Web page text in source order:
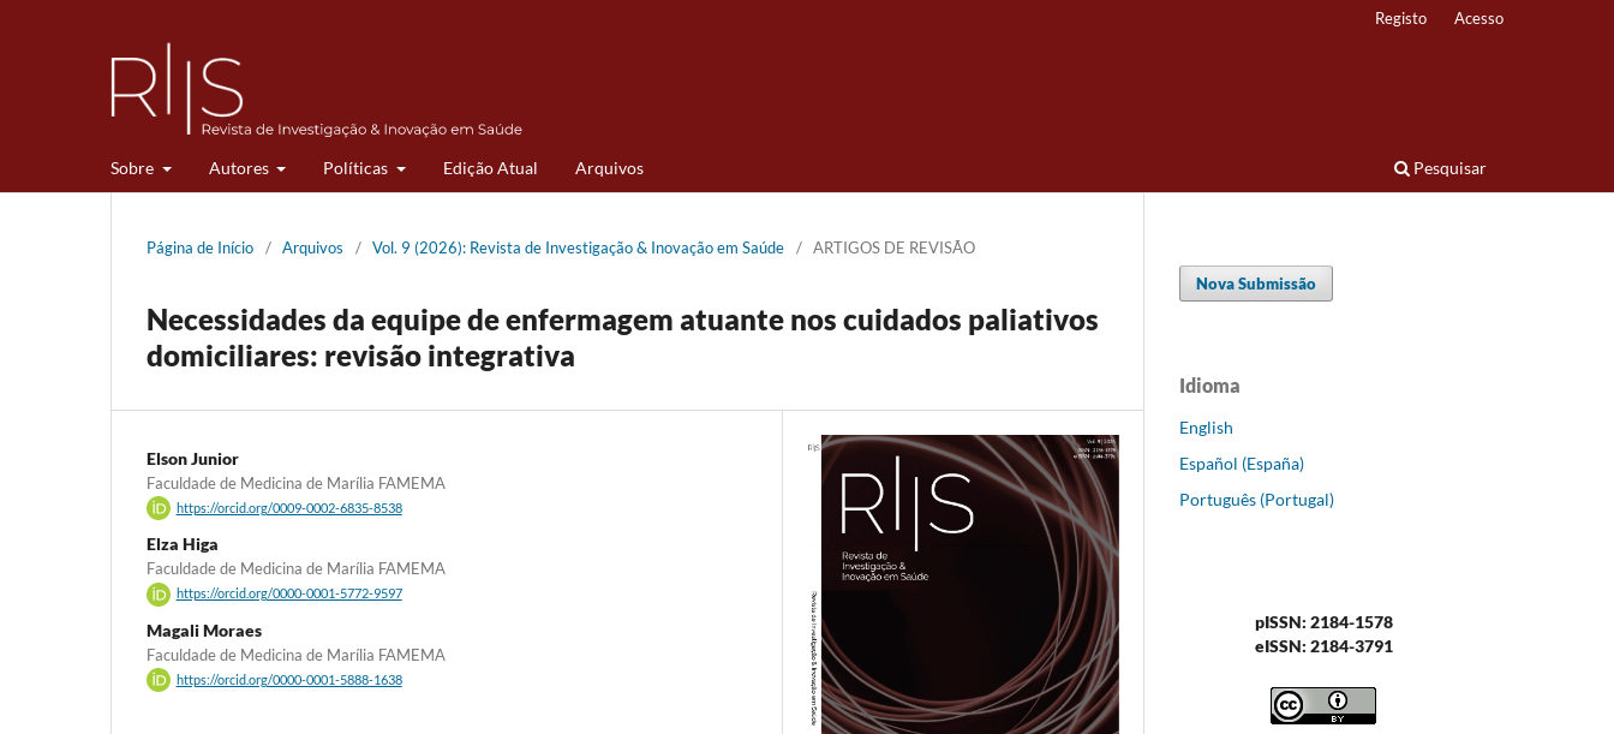
Sobre Autores Políticas Edição Atual Arquivos Pesquisar
Registo Acesso
Página de Início / Arquivos / Vol. 9 (2026): Revista de Investigação & Inovação em Saúde / ARTIGOS DE REVISÃO
Necessidades da equipe de enfermagem atuante nos cuidados paliativos
domiciliares: revisão integrativa
Elson Junior
Faculdade de Medicina de Marília FAMEMA
https://orcid.org/0009-0002-6835-8538
Elza Higa
Faculdade de Medicina de Marília FAMEMA
https://orcid.org/0000-0001-5772-9597
Magali Moraes
Faculdade de Medicina de Marília FAMEMA
https://orcid.org/0000-0001-5888-1638
Nova Submissão
Idioma
English
Español (España)
Português (Portugal)
pISSN: 2184-1578
eISSN: 2184-3791